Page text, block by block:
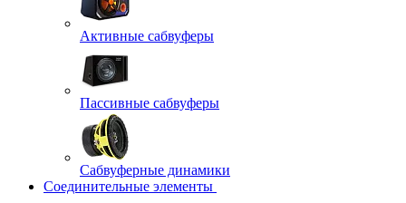
Активные сабвуферы
Пассивные сабвуферы
Сабвуферные динамики
Соединительные элементы